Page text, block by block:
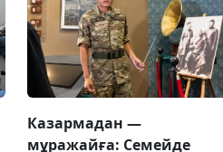
Казармадан —
мұражайға: Семейде